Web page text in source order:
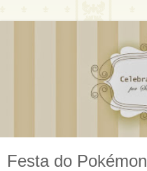
Festa do Pokémon